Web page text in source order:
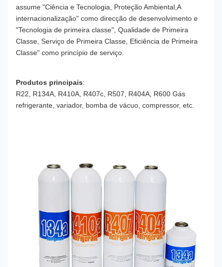
assume "Ciência e Tecnologia, Proteção Ambiental,A
internacionalização" como direcção de desenvolvimento e
"Tecnologia de primeira classe", Qualidade de Primeira
Classe, Serviço de Primeira Classe, Eficiência de Primeira
Classe" como princípio de serviço.
Produtos principais:
R22, R134A, R410A, R407c, R507, R404A, R600 Gás
refrigerante, variador, bomba de vácuo, compressor, etc.